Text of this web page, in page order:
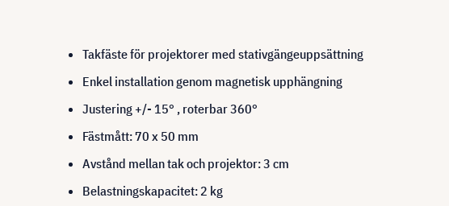
Takfäste för projektorer med stativgängeuppsättning
Enkel installation genom magnetisk upphängning
Justering +/- 15° , roterbar 360°
Fästmått: 70 x 50 mm
Avstånd mellan tak och projektor: 3 cm
Belastningskapacitet: 2 kg